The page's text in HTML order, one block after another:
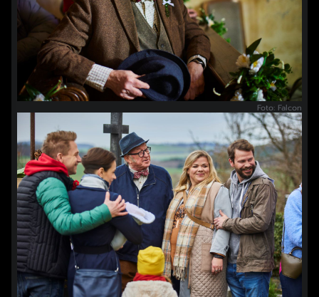
Foto: Falcon